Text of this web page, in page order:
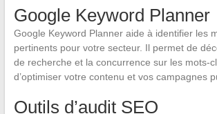
Google Keyword Planner
Google Keyword Planner aide à identifier les
pertinents pour votre secteur. Il permet de
de recherche et la concurrence sur les mots-
d’optimiser votre contenu et vos campagnes
Outils d’audit SEO